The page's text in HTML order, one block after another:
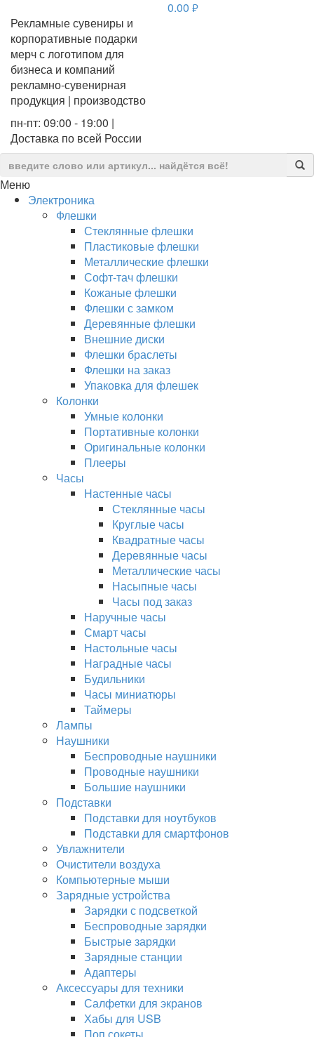
Рекламные сувениры и
корпоративные подарки
мерч с логотипом для
бизнеса и компаний
рекламно-сувенирная
продукция | производство
пн-пт: 09:00 - 19:00 |
Доставка по всей России
0.00 руб.
Меню
Электроника
Флешки
Стеклянные флешки
Пластиковые флешки
Металлические флешки
Софт-тач флешки
Кожаные флешки
Флешки с замком
Деревянные флешки
Внешние диски
Флешки браслеты
Флешки на заказ
Упаковка для флешек
Колонки
Умные колонки
Портативные колонки
Оригинальные колонки
Плееры
Часы
Настенные часы
Стеклянные часы
Круглые часы
Квадратные часы
Деревянные часы
Металлические часы
Насыпные часы
Часы под заказ
Наручные часы
Смарт часы
Настольные часы
Наградные часы
Будильники
Часы миниатюры
Таймеры
Лампы
Наушники
Беспроводные наушники
Проводные наушники
Большие наушники
Подставки
Подставки для ноутбуков
Подставки для смартфонов
Увлажнители
Очистители воздуха
Компьютерные мыши
Зарядные устройства
Зарядки с подсветкой
Беспроводные зарядки
Быстрые зарядки
Зарядные станции
Адаптеры
Аксессуары для техники
Салфетки для экранов
Хабы для USB